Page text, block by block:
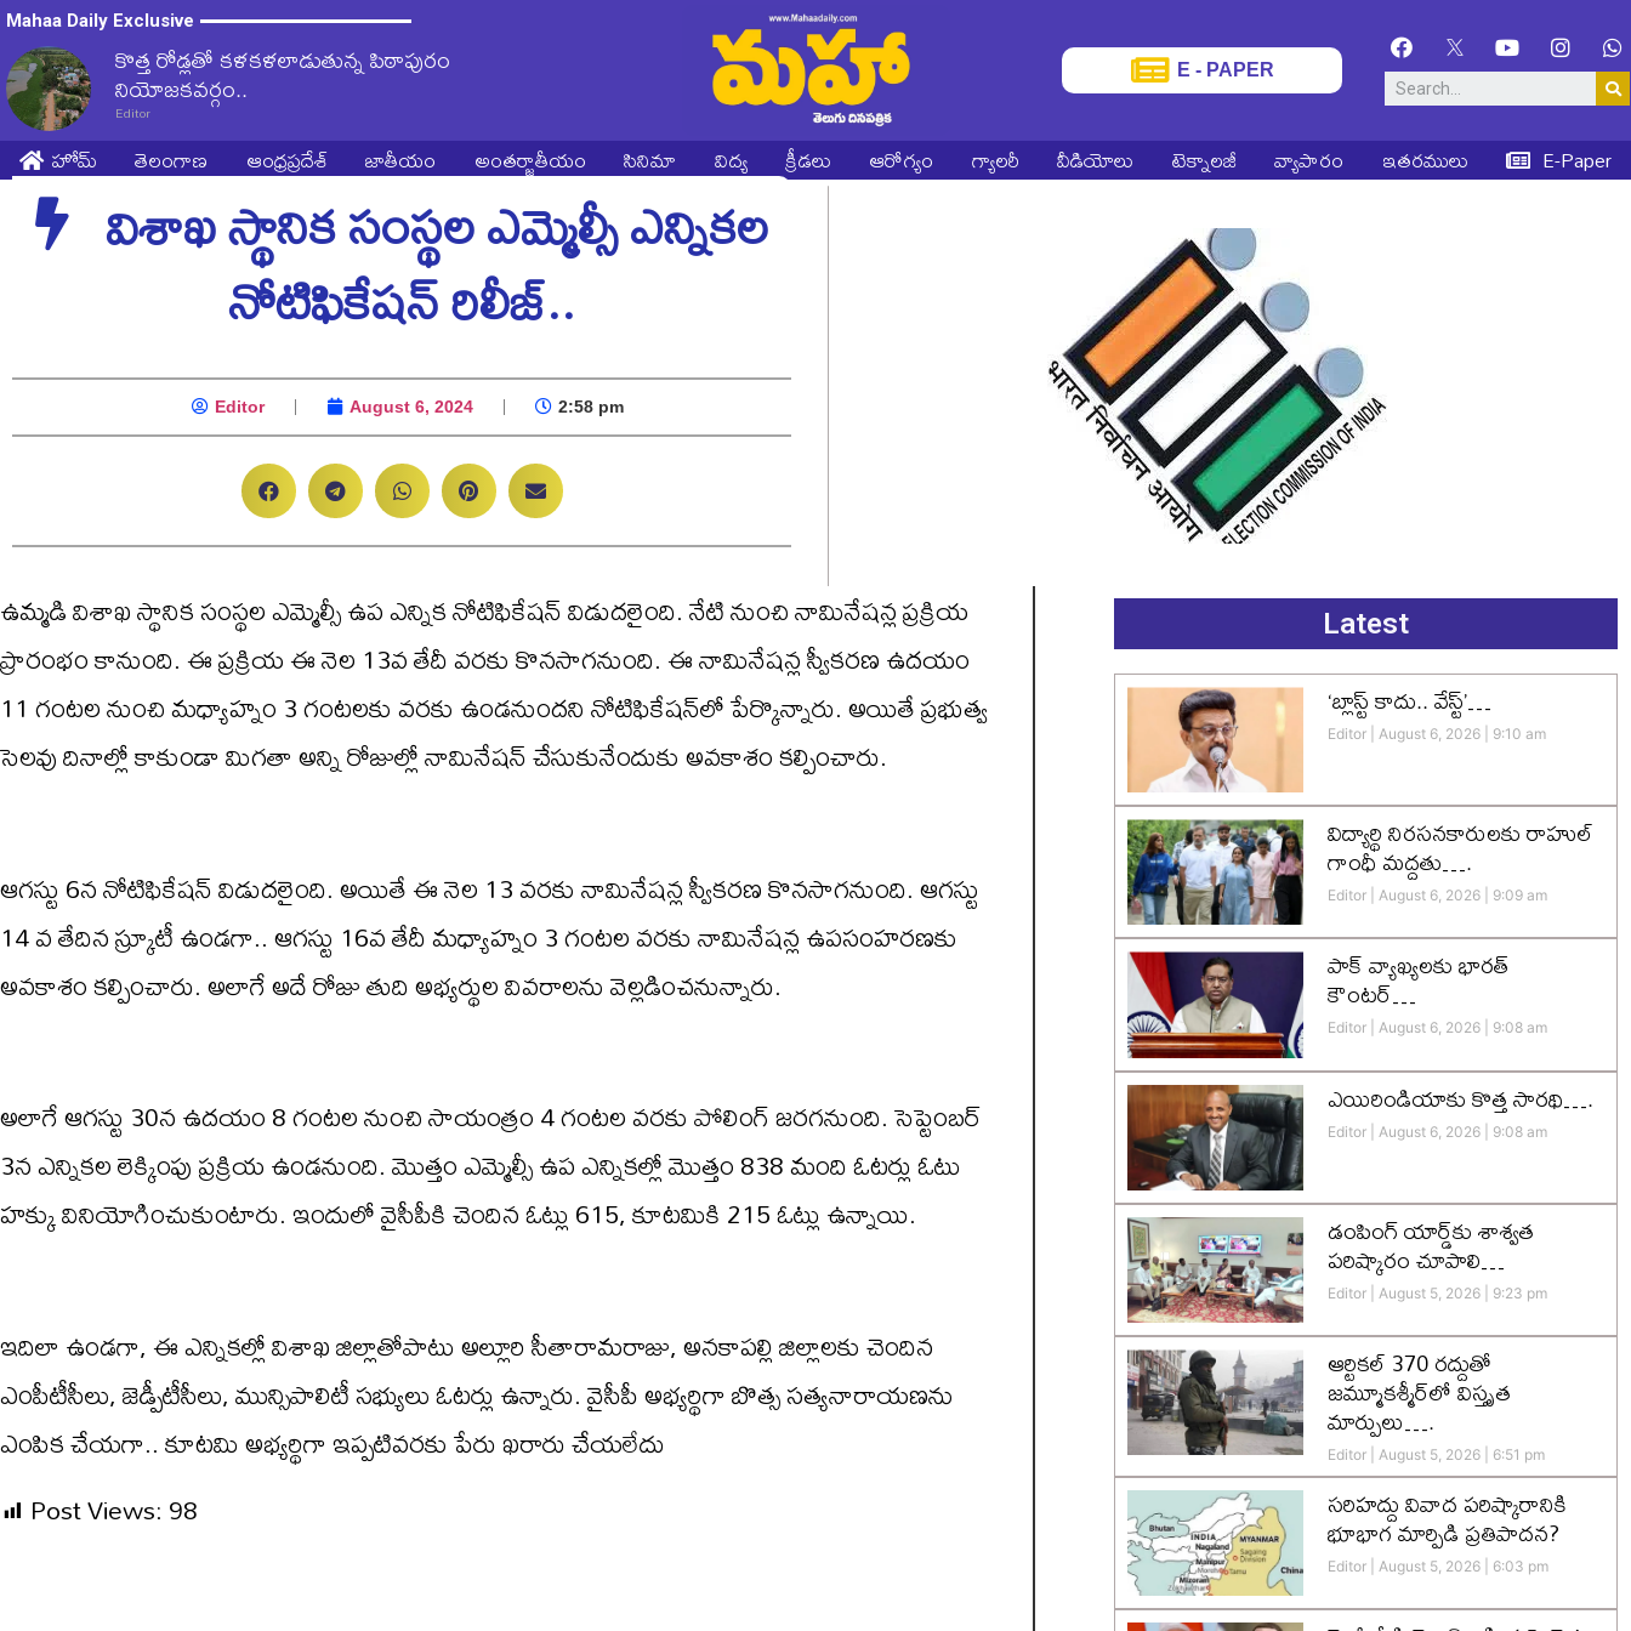
Mahaa Daily Exclusive
కొత్త రోడ్లతో కళకళలాడుతున్న పిఠాపురం
నియోజకవర్గం..
Editor
E - PAPER
హోమ్ తెలంగాణ ఆంధ్రప్రదేశ్ జాతీయం అంతర్జాతీయం సినిమా విద్య క్రీడలు ఆరోగ్యం గ్యాలరీ వీడియోలు టెక్నాలజీ వ్యాపారం ఇతరములు E-Paper
విశాఖ స్థానిక సంస్థల ఎమ్మెల్సీ ఎన్నికల
నోటిఫికేషన్‌ రిలీజ్..
Editor August 6, 2024 2:58 pm
ఉమ్మడి విశాఖ స్థానిక సంస్థల ఎమ్మెల్సీ ఉప ఎన్నిక నోటిఫికేషన్ విడుదలైంది. నేటి నుంచి నామినేషన్ల ప్రక్రియ
ప్రారంభం కానుంది. ఈ ప్రక్రియ ఈ నెల 13వ తేదీ వరకు కొనసాగనుంది. ఈ నామినేషన్ల స్వీకరణ ఉదయం
11 గంటల నుంచి మధ్యాహ్నం 3 గంటలకు వరకు ఉండనుందని నోటిఫికేషన్‌లో పేర్కొన్నారు. అయితే ప్రభుత్వ
సెలవు దినాల్లో కాకుండా మిగతా అన్ని రోజుల్లో నామినేషన్ చేసుకునేందుకు అవకాశం కల్పించారు.
ఆగస్టు 6న నోటిఫికేషన్ విడుదలైంది. అయితే ఈ నెల 13 వరకు నామినేషన్ల స్వీకరణ కొనసాగనుంది. ఆగస్టు
14 వ తేదిన స్క్రూటీ ఉండగా.. ఆగస్టు 16వ తేదీ మధ్యాహ్నం 3 గంటల వరకు నామినేషన్ల ఉపసంహరణకు
అవకాశం కల్పించారు. అలాగే అదే రోజు తుది అభ్యర్థుల వివరాలను వెల్లడించనున్నారు.
అలాగే ఆగస్టు 30న ఉదయం 8 గంటల నుంచి సాయంత్రం 4 గంటల వరకు పోలింగ్ జరగనుంది. సెప్టెంబర్
3న ఎన్నికల లెక్కింపు ప్రక్రియ ఉండనుంది. మొత్తం ఎమ్మెల్సీ ఉప ఎన్నికల్లో మొత్తం 838 మంది ఓటర్లు ఓటు
హక్కు వినియోగించుకుంటారు. ఇందులో వైసీపీకి చెందిన ఓట్లు 615, కూటమికి 215 ఓట్లు ఉన్నాయి.
ఇదిలా ఉండగా, ఈ ఎన్నికల్లో విశాఖ జిల్లాతోపాటు అల్లూరి సీతారామరాజు, అనకాపల్లి జిల్లాలకు చెందిన
ఎంపీటీసీలు, జెడ్పీటీసీలు, మున్సిపాలిటీ సభ్యులు ఓటర్లు ఉన్నారు. వైసీపీ అభ్యర్థిగా బొత్స సత్యనారాయణను
ఎంపిక చేయగా.. కూటమి అభ్యర్థిగా ఇప్పటివరకు పేరు ఖరారు చేయలేదు
Post Views:98
Latest
‘బ్లాస్ట్ కాదు.. వేస్ట్’…
Editor August 6, 2026 9:10 am
విద్యార్థి నిరసనకారులకు రాహుల్
గాంధీ మద్దతు….
Editor August 6, 2026 9:09 am
పాక్ వ్యాఖ్యలకు భారత్
కౌంటర్…
Editor August 6, 2026 9:08 am
ఎయిరిండియాకు కొత్త సారథి….
Editor August 6, 2026 9:08 am
డంపింగ్ యార్డ్‌కు శాశ్వత
పరిష్కారం చూపాలి…
Editor August 5, 2026 9:23 pm
ఆర్టికల్ 370 రద్దుతో
జమ్మూకశ్మీర్‌లో విస్తృత
మార్పులు….
Editor August 5, 2026 6:51 pm
సరిహద్దు వివాద పరిష్కారానికి
భూభాగ మార్పిడి ప్రతిపాదన?
Editor August 5, 2026 6:03 pm